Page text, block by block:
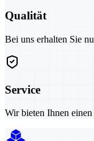
Qualität
Bei uns erhalten Sie
Service
Wir bieten Ihnen